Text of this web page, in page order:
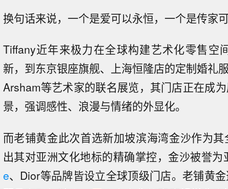
换句话来说，一个是爱可以永恒，一个是传家可
Tiffany近年来极力在全球构建艺术化零售空
新，到东京银座旗舰、上海恒隆店的定制婚礼
Arsham等艺术家的联名展览，其门店正在成
景，强调感性、浪漫与情绪的外显化。
而老铺黄金此次首选新加坡滨海湾金沙作为
出其对亚洲文化地标的精确掌控，金沙被誉
e、Dior等品牌皆设立全球顶级门店。老铺黄金